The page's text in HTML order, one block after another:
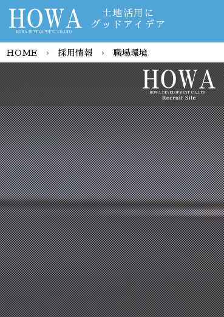
土地活用に
グッドアイデア
HOME › 採用情報 › 職場環境